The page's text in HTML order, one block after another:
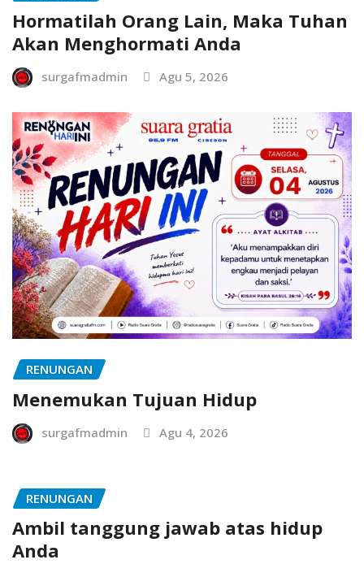
Hormatilah Orang Lain, Maka Tuhan
Akan Menghormati Anda
surgafmadmin Agu 5, 2026
RENUNGAN
Menemukan Tujuan Hidup
surgafmadmin Agu 4, 2026
RENUNGAN
Ambil tanggung jawab atas hidup
Anda